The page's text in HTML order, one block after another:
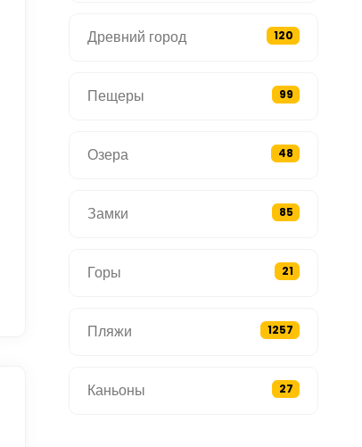
Древний город 120
Пещеры 99
Озера 48
Замки 85
Горы 21
Пляжи 1257
Каньоны 27